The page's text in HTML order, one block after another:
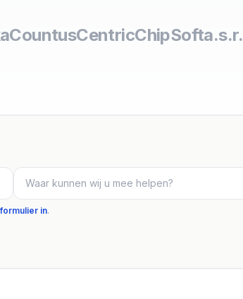
CountusCentricChipSofta.s.r.
in.